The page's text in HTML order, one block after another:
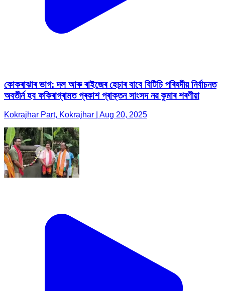
কোকৰাঝাৰ ভাগ: দল আৰু ৰাইজেৰ হেচাৰ বাবে বিটিচি পৰিষদীয় নিৰ্বাচনত
অবতীৰ্ন হব ফকিৰাগ্ৰামত প্ৰকাশ প্ৰাক্তন সাংসদ নৱ কুমাৰ শৰণীয়া
Kokrajhar Part, Kokrajhar | Aug 20, 2025